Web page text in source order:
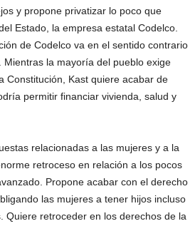
y propone privatizar lo poco que
Estado, la empresa estatal Codelco.
de Codelco va en el sentido contrario
la mayoría del pueblo exige
Constitución, Kast quiere acabar de
permitir financiar vivienda, salud y
relacionadas a las mujeres y a la
retroceso en relación a los pocos
Propone acabar con el derecho
las mujeres a tener hijos incluso
Quiere retroceder en los derechos de la